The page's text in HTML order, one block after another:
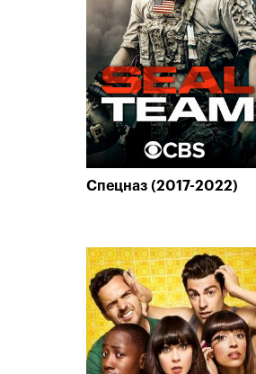
Спецназ (2017-2022)